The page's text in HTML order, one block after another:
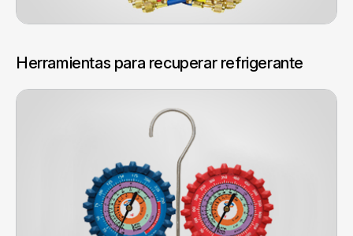
Herramientas para recuperar refrigerante